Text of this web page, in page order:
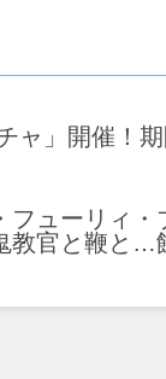
ャ」開催！
フューリィ
教官と鞭と…